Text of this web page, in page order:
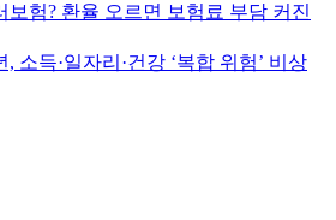
보험? 환율 오르면 보험료 부담 커진
소득·일자리·건강 ‘복합 위험’ 비상